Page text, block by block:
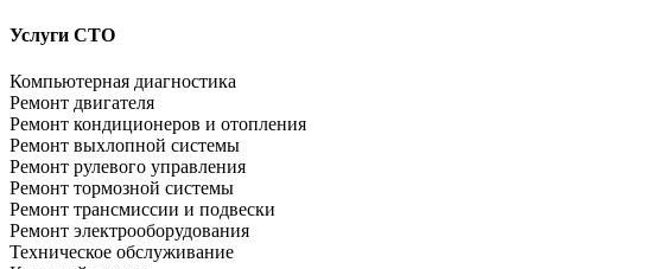
Услуги СТО
Компьютерная диагностика
Ремонт двигателя
Ремонт кондиционеров и отопления
Ремонт выхлопной системы
Ремонт рулевого управления
Ремонт тормозной системы
Ремонт трансмиссии и подвески
Ремонт электрооборудования
Техническое обслуживание